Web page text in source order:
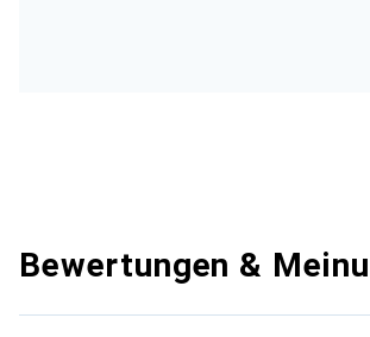
Bewertungen &